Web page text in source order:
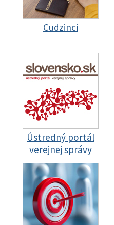
Cudzinci
Ústredný portál
verejnej správy